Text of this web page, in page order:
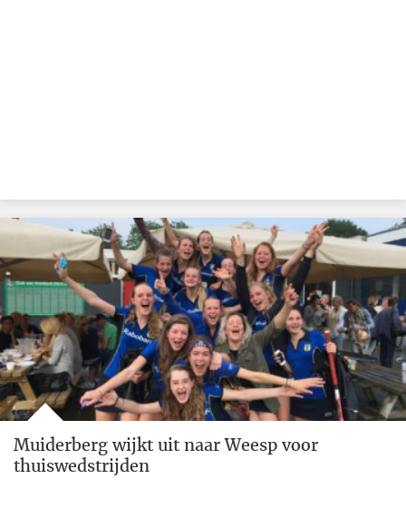
Muiderberg wijkt uit naar Weesp voor
thuiswedstrijden